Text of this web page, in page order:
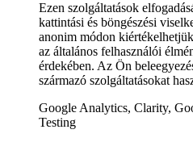
Ezen szolgáltatások
kattintási és böngészési
anonim módon
az általános felhasználói
érdekében. Az Ön
származó szolgáltatásokat
Google Analytics, Clarity,
Testing